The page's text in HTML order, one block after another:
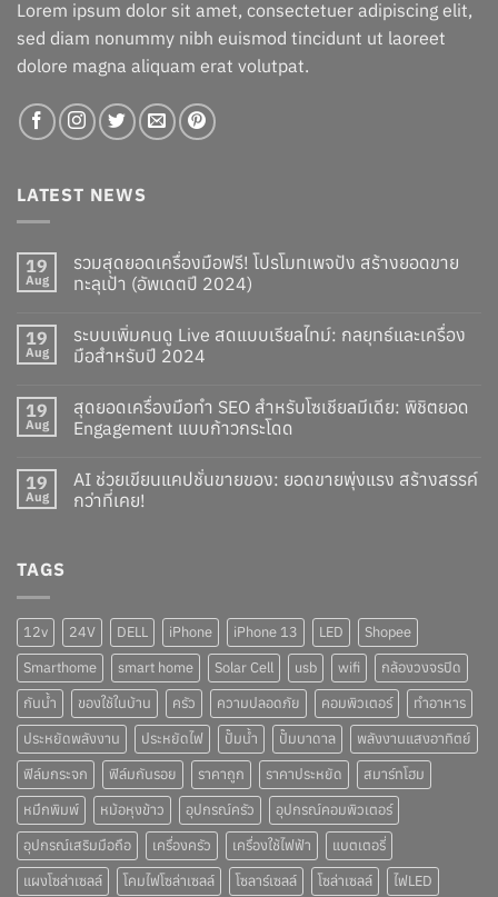
Lorem ipsum dolor sit amet, consectetuer adipiscing elit,
sed diam nonummy nibh euismod tincidunt ut laoreet
dolore magna aliquam erat volutpat.
LATEST NEWS
19
Aug
รวมสุดยอดเครื่องมือฟรี! โปรโมทเพจปัง สร้างยอดขาย
ทะลุเป้า (อัพเดตปี 2024)
19
Aug
ระบบเพิ่มคนดู Live สดแบบเรียลไทม์: กลยุทธ์และเครื่อง
มือสำหรับปี 2024
19
Aug
สุดยอดเครื่องมือทำ SEO สำหรับโซเชียลมีเดีย: พิชิตยอด
Engagement แบบก้าวกระโดด
19
Aug
AI ช่วยเขียนแคปชั่นขายของ: ยอดขายพุ่งแรง สร้างสรรค์
กว่าที่เคย!
TAGS
12v 24V DELL iPhone iPhone 13 LED
Shopee
Smarthome
smart home Solar Cell usb wifi
กล้องวงจรปิด
กันน้ำ
ของใช้ในบ้าน ครัว ความปลอดภัย คอมพิวเตอร์
ทำอาหาร
ประหยัดพลังงาน
ประหยัดไฟ ปั๊มน้ำ ปั๊มบาดาล
พลังงานแสงอาทิตย์
ฟิล์มกระจก
ฟิล์มกันรอย ราคาถูก ราคาประหยัด
สมาร์ทโฮม
หมึกพิมพ์
หม้อหุงข้าว อุปกรณ์ครัว
อุปกรณ์คอมพิวเตอร์
อุปกรณ์เสริมมือถือ
เครื่องครัว เครื่องใช้ไฟฟ้า
แบตเตอรี่
แผงโซล่าเซลล์
โคมไฟโซล่าเซลล์ โซลาร์เซลล์ โซล่าเซลล์ ไฟLED